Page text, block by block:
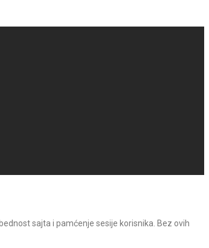
sajta i pamćenje sesije korisnika. Bez ovih